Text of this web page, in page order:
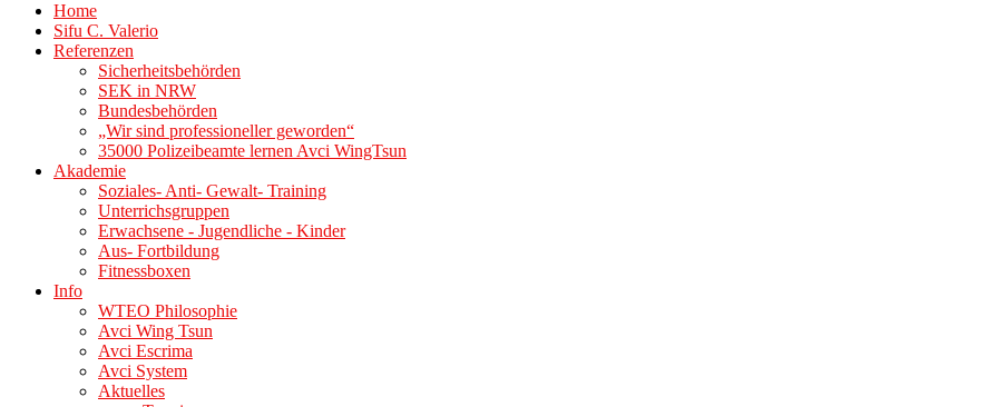
Home
Sifu C. Valerio
Referenzen
Sicherheitsbehörden
SEK in NRW
Bundesbehörden
„Wir sind professioneller geworden“
35000 Polizeibeamte lernen Avci WingTsun
Akademie
Soziales- Anti- Gewalt- Training
Unterrichsgruppen
Erwachsene - Jugendliche - Kinder
Aus- Fortbildung
Fitnessboxen
Info
WTEO Philosophie
Avci Wing Tsun
Avci Escrima
Avci System
Aktuelles